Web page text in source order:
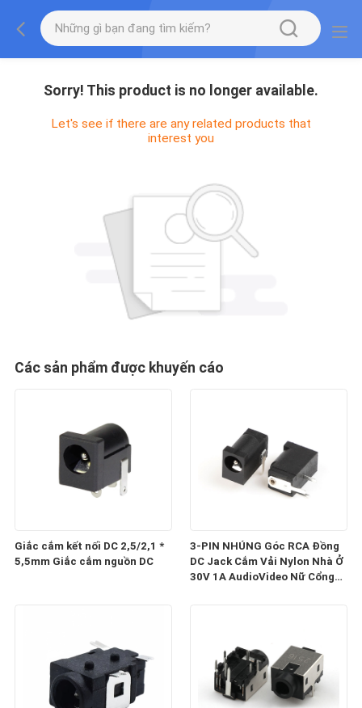
Sorry! This product is no longer available.
Let's see if there are any related products that
interest you
Các sản phẩm được khuyến cáo
Giắc cắm kết nối DC 2,5/2,1 *
5,5mm Giắc cắm nguồn DC
3-PIN NHÚNG Góc RCA Đồng
DC Jack Cắm Vải Nylon Nhà Ở
30V 1A AudioVideo Nữ Cổng